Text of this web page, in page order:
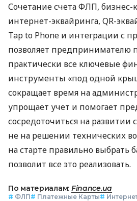
Сочетание счета ФЛП, бизнес-
интернет-эквайринга, QR-
Tap to Phone и интеграции с
позволяет предпринимателю
практически все ключевые
инструменты «под одной
сокращает время на
упрощает учет и помогает
сосредоточиться на развитии
не на решении технических
на старте правильно выбрать
позволит все это реализовать.
По материалам: Finance.ua
# ФЛП# Платежные Карты#